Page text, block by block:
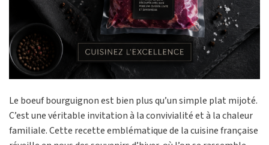
Le boeuf bourguignon est bien plus qu’un simple plat mijoté.
C’est une véritable invitation à la convivialité et à la chaleur
familiale. Cette recette emblématique de la cuisine française